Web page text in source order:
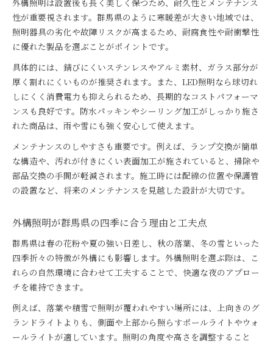
外構照明は設置後も長く美しく保つため、耐久性とメンテナンス
性が重要視されます。群馬県のように寒暖差が大きい地域では、
照明器具の劣化や故障リスクが高まるため、耐腐食性や耐衝撃性
に優れた製品を選ぶことがポイントです。
具体的には、錆びにくいステンレスやアルミ素材、ガラス部分が
厚く割れにくいものが推奨されます。また、LED照明なら球切れ
しにくく消費電力も抑えられるため、長期的なコストパフォーマ
ンスも良好です。防水パッキンやシーリング加工がしっかり施さ
れた商品は、雨や雪にも強く安心して使えます。
メンテナンスのしやすさも重要です。例えば、ランプ交換が簡単
な構造や、汚れが付きにくい表面加工が施されていると、掃除や
部品交換の手間が軽減されます。施工時には配線の位置や保護管
の設置など、将来のメンテナンスを見越した設計が大切です。
外構照明が群馬県の四季に合う理由と工夫点
群馬県は春の花粉や夏の強い日差し、秋の落葉、冬の雪といった
四季折々の特徴が外構にも影響します。外構照明を選ぶ際は、こ
れらの自然環境に合わせて工夫することで、快適な夜のアプロー
チを維持できます。
例えば、落葉や積雪で照明が覆われやすい場所には、上向きのグ
ランドライトよりも、側面や上部から照らすポールライトやウォ
ールライトが適しています。照明の角度や高さを調整すること